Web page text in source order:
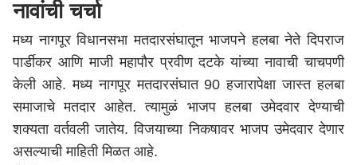
नावांची चर्चा
मध्य नागपूर विधानसभा मतदारसंघातून भाजपने हलबा नेते दिपराज
पार्डीकर आणि माजी महापौर प्रवीण दटके यांच्या नावाची चाचपणी
केली आहे. मध्यनागपूरमतदारसंघात 90 हजारापेक्षा जास्त हलबा
समाजाचे मतदार आहेत. त्यामुळं भाजप हलबा उमेदवार देण्याची
शक्यता वर्तवली जातेय. विजयाच्या निकषावर भाजप उमेदवार देणार
असल्याची माहिती मिळत आहे.